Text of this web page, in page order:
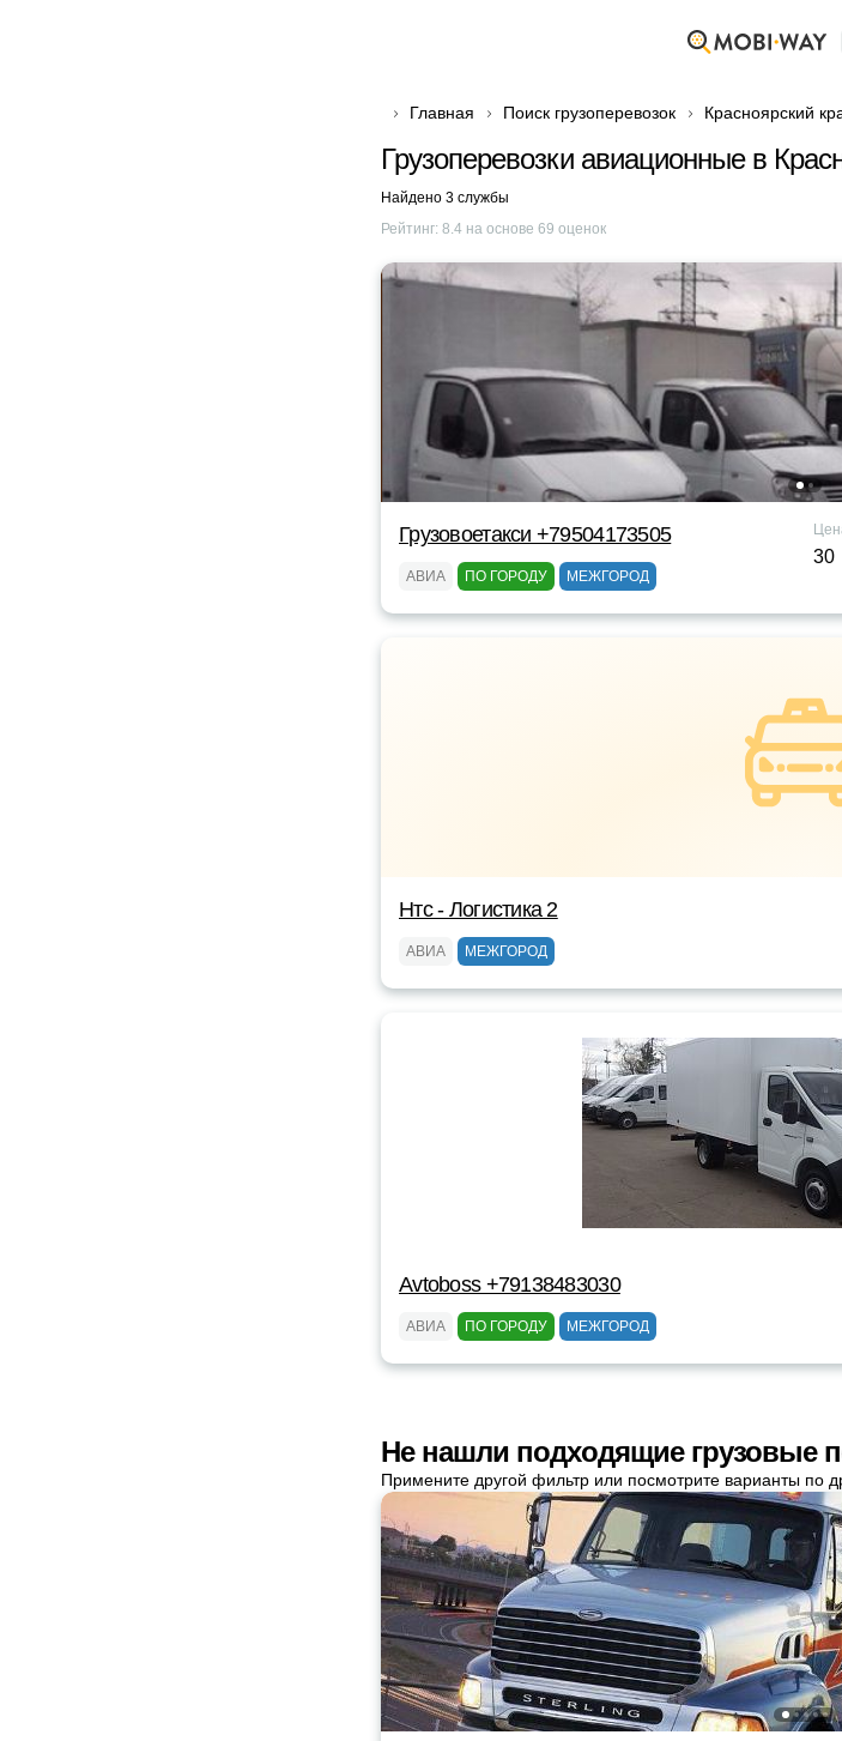
Главная Поиск грузоперевозок Красноярский
Грузоперевозки авиационные в
Найдено 3 службы
Рейтинг: 8.4 на основе 69 оценок
Грузовоетакси +79504173505
АВИА ПО ГОРОДУ МЕЖГОРОД
30
Нтс - Логистика 2
АВИА МЕЖГОРОД
Avtoboss +79138483030
АВИА ПО ГОРОДУ МЕЖГОРОД
Не нашли подходящие грузовые
Примените другой фильтр или посмотрите варианты по